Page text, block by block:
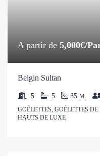
A partir de 5,000€/
Belgin Sultan
5 5 35 M.
GOÉLETTES, GOÉLETTES
HAUTS DE LUXE